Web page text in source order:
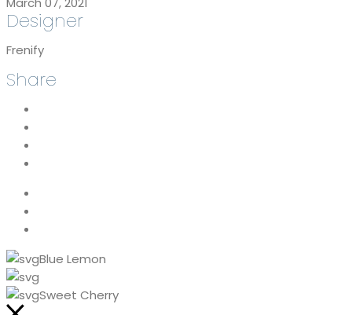
Designer
Frenify
Share
Blue Lemon
Sweet Cherry